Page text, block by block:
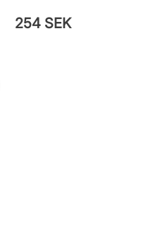
254 SEK